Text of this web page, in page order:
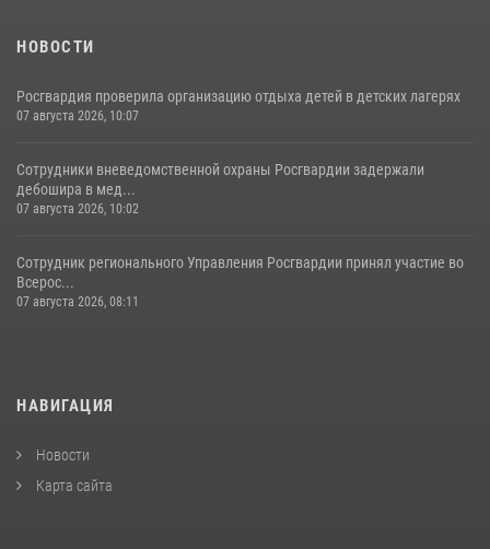
НОВОСТИ
Росгвардия проверила организацию отдыха детей в детских лагерях
07 августа 2026, 10:07
Сотрудники вневедомственной охраны Росгвардии задержали
дебошира в мед...
07 августа 2026, 10:02
Сотрудник регионального Управления Росгвардии принял участие во
Всерос...
07 августа 2026, 08:11
НАВИГАЦИЯ
Новости
Карта сайта